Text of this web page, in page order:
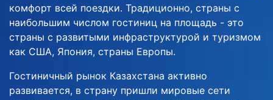
комфорт всей поездки. Традиционно, страны с
наибольшим числом гостиниц на площадь - это
страны с развитыми инфраструктурой и туризмом
как США, Япония, страны Европы.
Гостиничный рынок Казахстана активно
развивается, в страну пришли мировые сети